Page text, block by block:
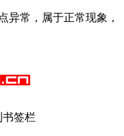
异常，属于正常现象，
书签栏